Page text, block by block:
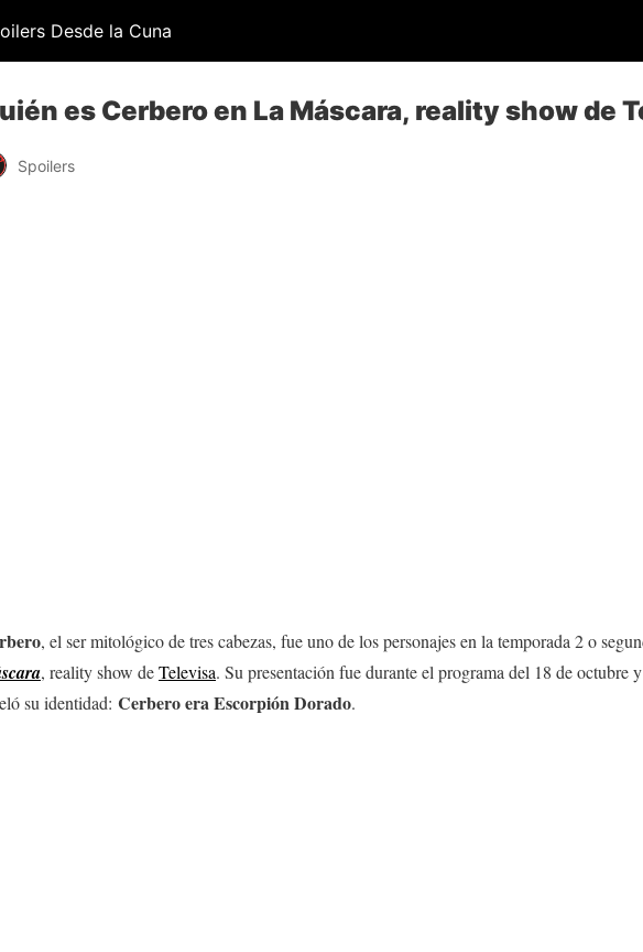
Desde la Cuna
es Cerbero en La Máscara, reality show de
Spoilers
, el ser mitológico de tres cabezas, fue uno de los personajes en la temporada 2 o
, reality show deTelevisa. Su presentación fue durante el programa del 18 de octubre
su identidad: Cerbero era Escorpión Dorado.